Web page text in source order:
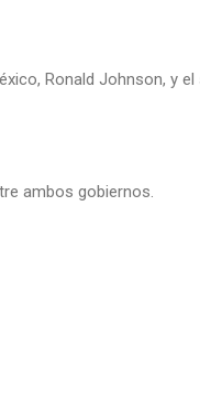
Ronald Johnson, y
ambos gobiernos.